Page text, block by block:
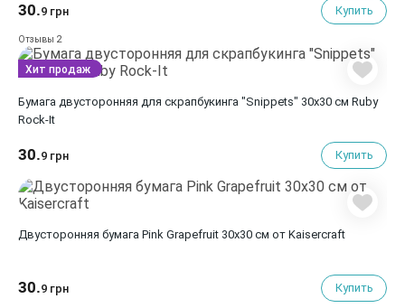
30.9 грн Купить
Отзывы 2
Бумага двусторонняя для скрапбукинга "Snippets" 30х30 см Ruby
Rock-It
30.9 грн Купить
Хит продаж
Двусторонняя бумага Pink Grapefruit 30х30 см от Kaisercraft
30.9 грн Купить